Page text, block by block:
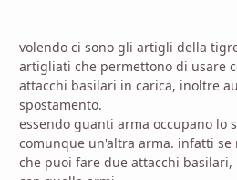
volendo ci sono gli artigli della
artigliati che permettono di usare
attacchi basilari in carica, inoltre
spostamento.
essendo guanti arma occupano lo
comunque un'altra arma. infatti
che puoi fare due attacchi